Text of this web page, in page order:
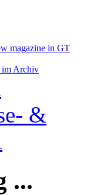
magazine in GT
im Archiv
...